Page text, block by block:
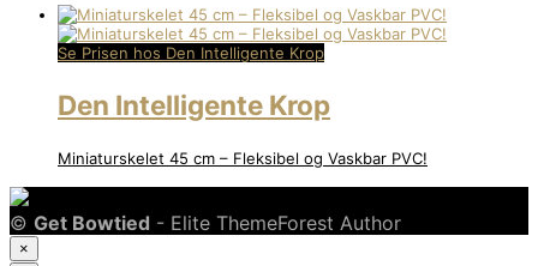
Se Prisen hos Den Intelligente Krop
Den Intelligente Krop
Miniaturskelet 45 cm – Fleksibel og Vaskbar PVC!
© Get Bowtied - Elite ThemeForest Author
×